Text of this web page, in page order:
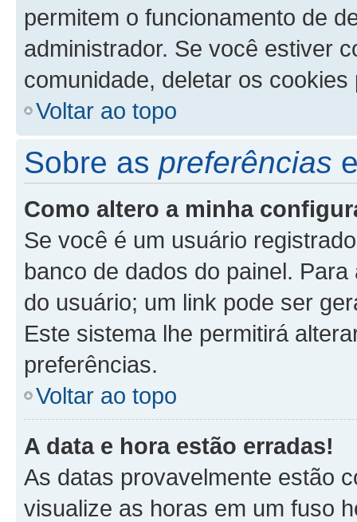
permitem o funcionamento de
administrador. Se você estiver
comunidade, deletar os
Voltar ao topo
Sobre as preferências
Como altero a minha
Se você é um usuário
banco de dados do painel.
do usuário; um link pode ser
Este sistema lhe permitirá
preferências.
Voltar ao topo
A data e hora estão erradas!
As datas provavelmente estão
visualize as horas em um fuso